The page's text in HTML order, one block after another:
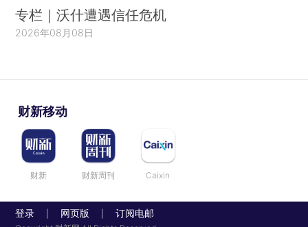
专栏｜沃什遭遇信任危机
2026年08月08日
财新移动
财新 财新周刊 Caixin
登录 网页版 订阅电邮